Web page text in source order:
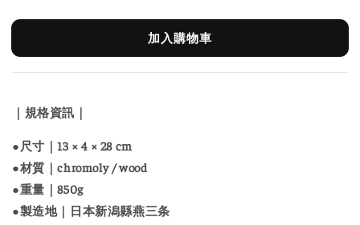
加入購物車
｜規格資訊｜
●尺寸｜13 × 4 × 28 cm
●材質｜chromoly / wood
●重量｜850g
●製造地｜日本新潟縣燕三条